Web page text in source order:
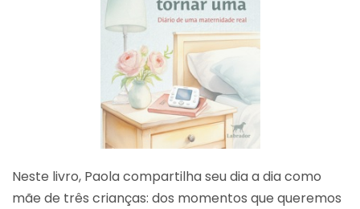
Neste livro, Paola compartilha seu dia a dia como
mãe de três crianças: dos momentos que queremos